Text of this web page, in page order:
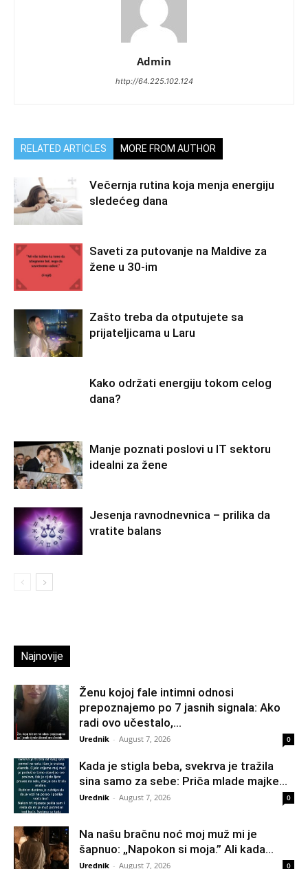
Admin
http://64.225.102.124
RELATED ARTICLES MORE FROM AUTHOR
Večernja rutina koja menja energiju
sledećeg dana
Saveti za putovanje na Maldive za
žene u 30-im
Zašto treba da otputujete sa
prijateljicama u Laru
Kako održati energiju tokom celog
dana?
Manje poznati poslovi u IT sektoru
idealni za žene
Jesenja ravnodnevnica – prilika da
vratite balans
Najnovije
Ženu kojoj fale intimni odnosi
prepoznajemo po 7 jasnih signala: Ako
radi ovo učestalo,...
Urednik - August 7, 2026 0
Kada je stigla beba, svekrva je tražila
sina samo za sebe: Priča mlade majke...
Urednik - August 7, 2026 0
Na našu bračnu noć moj muž mi je
šapnuo: „Napokon si moja.” Ali kada...
Urednik - August 7, 2026 0